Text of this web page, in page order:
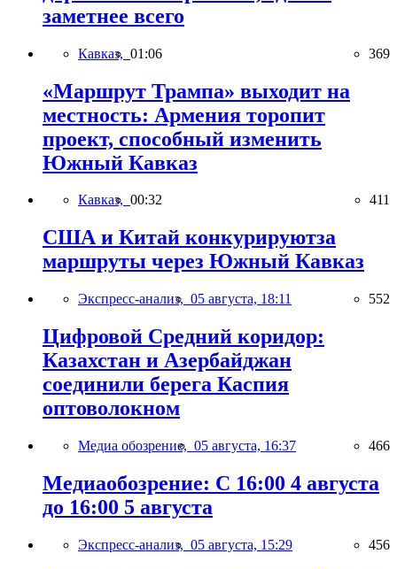
заметнее всего
Кавказ, 01:06 369
«Маршрут Трампа» выходит на
местность: Армения торопит
проект, способный изменить
Южный Кавказ
Кавказ, 00:32 411
США и Китай конкурируютза
маршруты через Южный Кавказ
Экспресс-анализ, 05 августа, 18:11 552
Цифровой Средний коридор:
Казахстан и Азербайджан
соединили берега Каспия
оптоволокном
Медиа обозрение, 05 августа, 16:37 466
Медиаобозрение: С 16:00 4 августа
до 16:00 5 августа
Экспресс-анализ, 05 августа, 15:29 456